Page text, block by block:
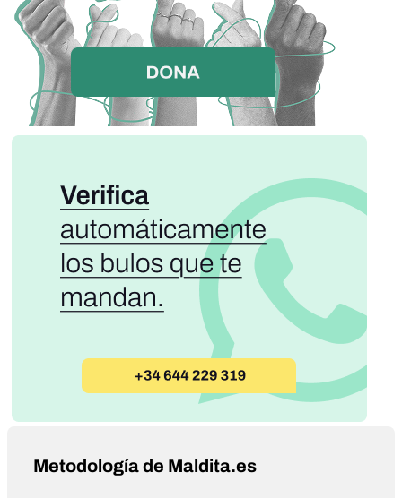
Metodología de Maldita.es